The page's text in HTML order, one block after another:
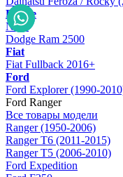
Dodge
Nitro
Dodge Ram 2500
Fiat
Fiat Fullback 2016+
Ford
Ford Explorer (1990-
Ford Ranger
Все товары модели
Ranger (1950-2006)
Ranger T6 (2011-2015)
Ranger T5 (2006-2010)
Ford Expedition